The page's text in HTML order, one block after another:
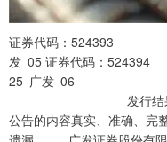
证券代码：
发 05 证券代码
25 广发 06 广发
发行结果公告 本
公告的内容真实、准确、完